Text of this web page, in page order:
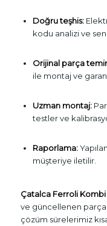
Doğru teşhis:
kodu analizi ve
Orijinal parça
ile montaj ve
Uzman montaj:
testler ve
Raporlama:
müşteriye iletilir.
Çatalca Ferroli Kombi
ve güncellenen parça
çözüm sürelerimiz